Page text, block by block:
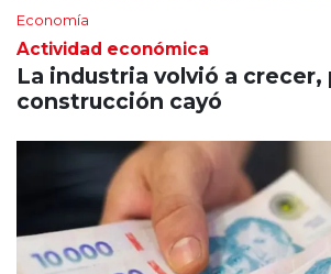
Economía
Actividad económica
La industria volvió a crecer,
construcción cayó